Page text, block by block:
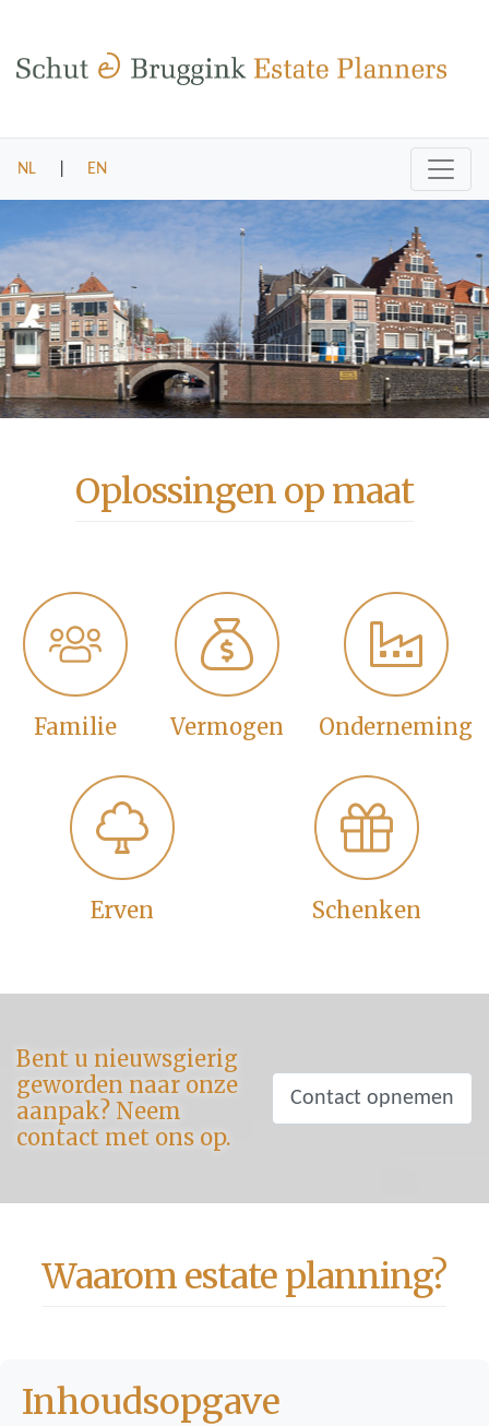
NL EN
Oplossingen op maat
Familie Vermogen Onderneming
Erven Schenken
Bent u nieuwsgierig
geworden naar onze
aanpak? Neem
contact met ons op.
Contact opnemen
Waarom estate planning?
Inhoudsopgave